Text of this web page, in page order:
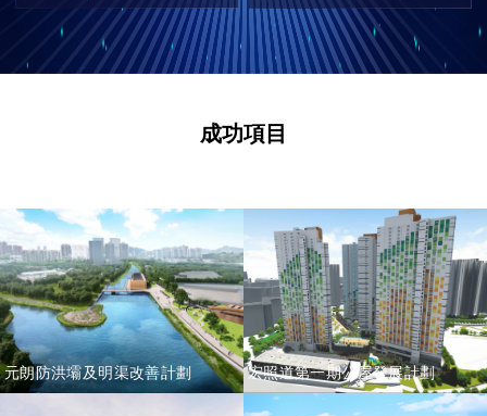
成功項目
元朗防洪壩及明渠改善計劃 宏照道第一期公屋發展計劃